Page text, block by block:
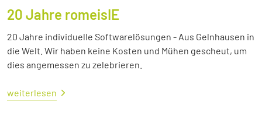
20 Jahre romeisIE
20 Jahre individuelle Softwarelösungen - Aus Gelnhausen in
die Welt. Wir haben keine Kosten und Mühen gescheut, um
dies angemessen zu zelebrieren.
weiterlesen